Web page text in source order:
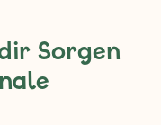
Sorgen